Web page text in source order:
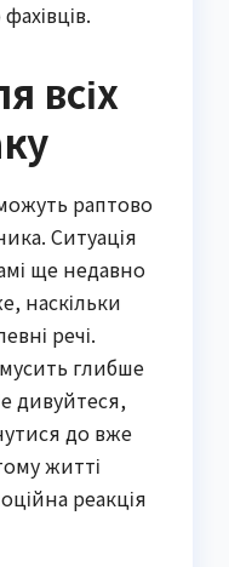
всіх
раптово
Ситуація
ще недавно
наскільки
речі.
глибше
дивуйтеся,
до вже
житті
реакція